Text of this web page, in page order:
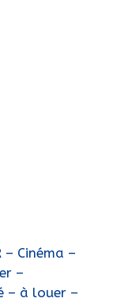
– Cinéma –
–
– à louer –